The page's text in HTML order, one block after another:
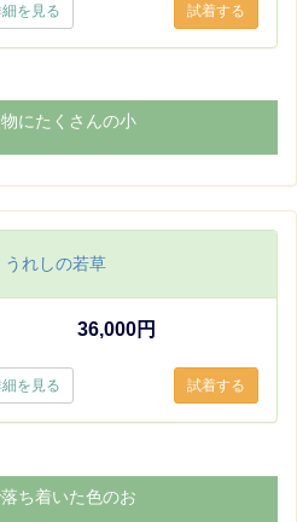
を見る
にたくさんの小
うれしの若草
36,000円
を見る
ち着いた色のお